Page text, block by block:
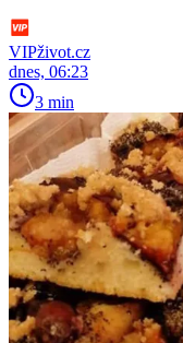
VIPživot.cz
dnes, 06:23
3 min